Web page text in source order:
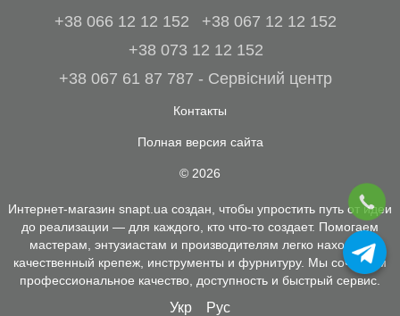
+38 066 12 12 152
+38 067 12 12 152
+38 073 12 12 152
+38 067 61 87 787 - Сервісний центр
Контакты
Полная версия сайта
© 2026
Интернет-магазин snapt.ua создан, чтобы упростить путь от идеи
до реализации — для каждого, кто что-то создает. Помогаем
мастерам, энтузиастам и производителям легко находить
качественный крепеж, инструменты и фурнитуру. Мы сочетаем
профессиональное качество, доступность и быстрый сервис.
Укр Рус